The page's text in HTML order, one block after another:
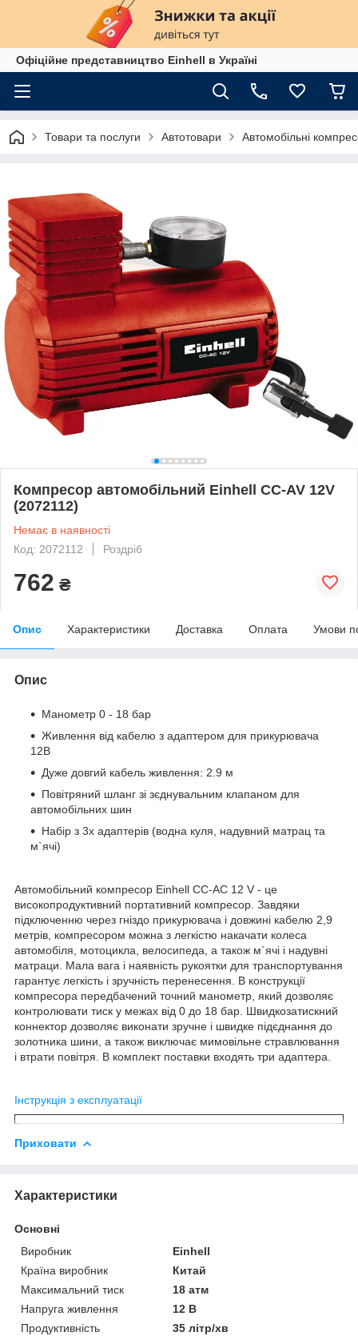
Офіційне представництво Einhell в Україні
Товари та послуги Автотовари Автомобільні
Компресор автомобільний Einhell CC-AV 12V
(2072112)
Немає в наявності
Код: 2072112
Роздріб
762 ₴
Опис Характеристики Доставка Оплата Умови
Опис
Манометр 0 - 18 бар
Живлення від кабелю з адаптером для прикурювача
12В
Дуже довгий кабель живлення: 2.9 м
Повітряний шланг зі зєднувальним клапаном для
автомобільних шин
Набір з 3х адаптерів (водна куля, надувний матрац та
м`ячі)
Автомобільний компресор Einhell CC-AC 12 V - це
високопродуктивний портативний компресор. Завдяки
підключенню через гніздо прикурювача і довжині кабелю 2,9
метрів, компресором можна з легкістю накачати колеса
автомобіля, мотоцикла, велосипеда, а також м`ячі і надувні
матраци. Мала вага і наявність рукоятки для транспортування
гарантує легкість і зручність перенесення. В конструкції
компресора передбачений точний манометр, який дозволяє
контролювати тиск у межах від 0 до 18 бар. Швидкозатискний
коннектор дозволяє виконати зручне і швидке підєднання до
золотника шини, а також виключає мимовільне стравлювання
і втрати повітря. В комплект поставки входять три адаптера.
Інструкція з експлуатації
Приховати
Характеристики
Основні
Виробник
Einhell
Країна виробник
Китай
Максимальний тиск
18 атм
Напруга живлення
12 В
Продуктивність
35 літр/хв